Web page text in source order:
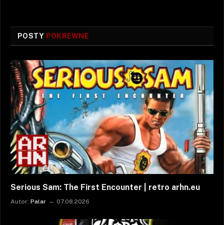
POSTY POKREWNE
Serious Sam: The First Encounter | retro arhn.eu
Autor: Palar 07.08.2026